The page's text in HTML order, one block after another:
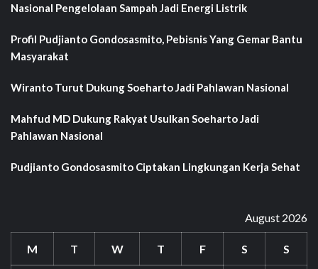
Nasional Pengelolaan Sampah Jadi Energi Listrik
Profil Pudjianto Gondosasmito, Pebisnis Yang Gemar Bantu
Masyarakat
Wiranto Turut Dukung Soeharto Jadi Pahlawan Nasional
Mahfud MD Dukung Rakyat Usulkan Soeharto Jadi
Pahlawan Nasional
Pudjianto Gondosasmito Ciptakan Lingkungan Kerja Sehat
August 2026
M T W T F S S